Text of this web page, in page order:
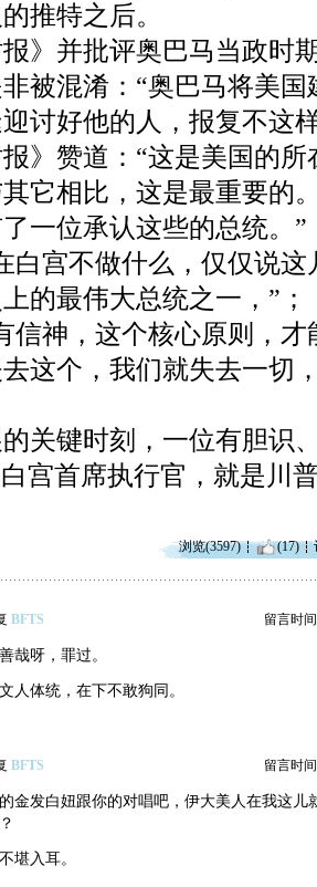
推特之后。
报》并批评奥巴马当政时
被混淆：“奥巴马将美
讨好他的人，报复不这
报》赞道：“这是美国的
它相比，这是最重要的
一位承认这些的总统。”
白宫不做什么，仅仅说
的最伟大总统之一，”；
信神，这个核心原则，
这个，我们就失去一切
关键时刻，一位有胆识
宫首席执行官，就是川
浏览(3597) (17)
BFTS 留言时
哉呀，罪过。
人体统，在下不敢狗同。
BFTS 留言时
金发白妞跟你的对唱吧，伊大美人在我这儿
堪入耳。